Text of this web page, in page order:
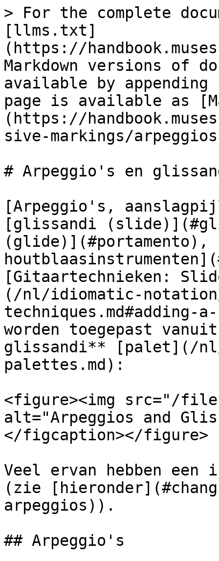
> For the complete
[llms.txt]
(https://
Markdown versions of
available by
page is available as
(https://
sive-markings/
# Arpeggio's en
[Arpeggio's,
[glissandi
(glide)](#portamento),
[Gitaartechnieken:
(/nl/idiomatic-
techniques.md#adding-
worden toegepast
glissandi** [palet](/
palettes.md):
<figure><img src="/files/
alt="Arpeggios and
</figcaption></figure>
Veel ervan hebben
(zie
arpeggios)).
## Arpeggio's